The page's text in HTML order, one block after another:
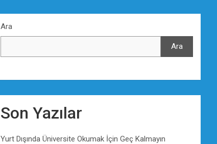
Ara
Ara
Son Yazılar
Yurt Dışında Üniversite Okumak İçin Geç Kalmayın